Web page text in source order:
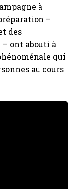
à
–
des
ont abouti à
qui
au cours